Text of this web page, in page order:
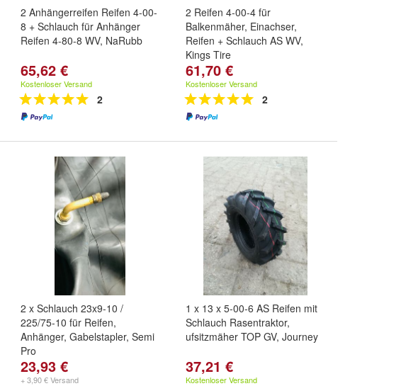
2 Anhängerreifen Reifen 4-00-
8 + Schlauch für Anhänger
Reifen 4-80-8 WV, NaRubb
65,62 €
Kostenloser Versand
2
2 Reifen 4-00-4 für
Balkenmäher, Einachser,
Reifen + Schlauch AS WV,
Kings Tire
61,70 €
Kostenloser Versand
2
2 x Schlauch 23x9-10 /
225/75-10 für Reifen,
Anhänger, Gabelstapler, Semi
Pro
23,93 €
+ 3,90 € Versand
1 x 13 x 5-00-6 AS Reifen mit
Schlauch Rasentraktor,
ufsitzmäher TOP GV, Journey
37,21 €
Kostenloser Versand